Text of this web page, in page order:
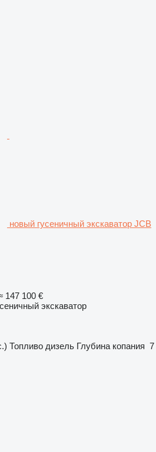
новый гусеничный экскаватор JCB
147 100 €
экскаватор
Топливо дизель Глубина копания 7